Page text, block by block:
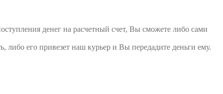
денег на расчетный счет, Вы сможете либо сами
его привезет наш курьер и Вы передадите деньги ему.